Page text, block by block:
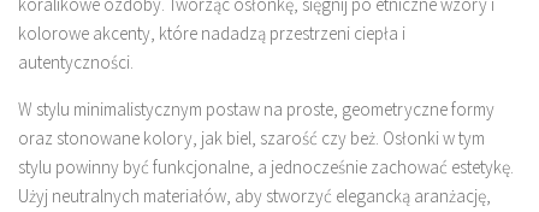
kolorowe akcenty, które nadadzą przestrzeni ciepła i
autentyczności.
W stylu minimalistycznym postaw na proste, geometryczne formy
oraz stonowane kolory, jak biel, szarość czy beż. Osłonki w tym
stylu powinny być funkcjonalne, a jednocześnie zachować estetykę.
Użyj neutralnych materiałów, aby stworzyć elegancką aranżację,